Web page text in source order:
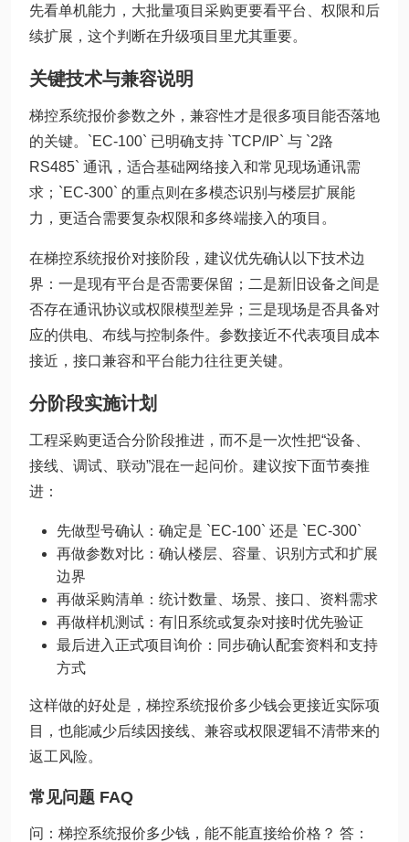
先看单机能力，大批量项目采购更要看平台、权限和后
续扩展，这个判断在升级项目里尤其重要。
关键技术与兼容说明
梯控系统报价参数之外，兼容性才是很多项目能否落地
的关键。`EC-100` 已明确支持 `TCP/IP` 与 `2路
RS485` 通讯，适合基础网络接入和常见现场通讯需
求；`EC-300` 的重点则在多模态识别与楼层扩展能
力，更适合需要复杂权限和多终端接入的项目。
在梯控系统报价对接阶段，建议优先确认以下技术边
界：一是现有平台是否需要保留；二是新旧设备之间是
否存在通讯协议或权限模型差异；三是现场是否具备对
应的供电、布线与控制条件。参数接近不代表项目成本
接近，接口兼容和平台能力往往更关键。
分阶段实施计划
工程采购更适合分阶段推进，而不是一次性把“设备、
接线、调试、联动”混在一起问价。建议按下面节奏推
进：
先做型号确认：确定是 `EC-100` 还是 `EC-300`
再做参数对比：确认楼层、容量、识别方式和扩展
边界
再做采购清单：统计数量、场景、接口、资料需求
再做样机测试：有旧系统或复杂对接时优先验证
最后进入正式项目询价：同步确认配套资料和支持
方式
这样做的好处是，梯控系统报价多少钱会更接近实际项
目，也能减少后续因接线、兼容或权限逻辑不清带来的
返工风险。
常见问题 FAQ
问：梯控系统报价多少钱，能不能直接给价格？ 答：